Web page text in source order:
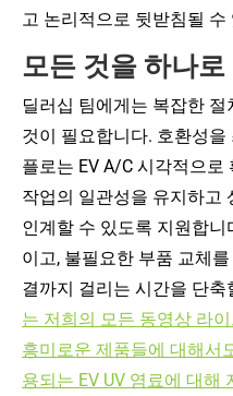
고 논리적으로 뒷받침될 수
모든 것을 하나
딜러십 팀에게는 복잡한
것이 필요합니다. 호환성을
플로는 EV A/C 시각적으
작업의 일관성을 유지하고
인계할 수 있도록 지원합
이고, 불필요한 부품 교체
결까지 걸리는 시간을 단축
는 저희의 모든 동영상 라
흥미로운 제품들에 대해서
용되는 EV UV 염료에 대해